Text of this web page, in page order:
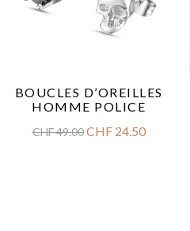
BOUCLES D’OREILLES
HOMME POLICE
CHF49.00 CHF24.50